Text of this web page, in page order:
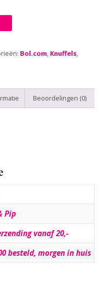
Bol.com, Knuffels,
Beoordelingen (0)
Pip
vanaf 20,-
besteld, morgen in huis